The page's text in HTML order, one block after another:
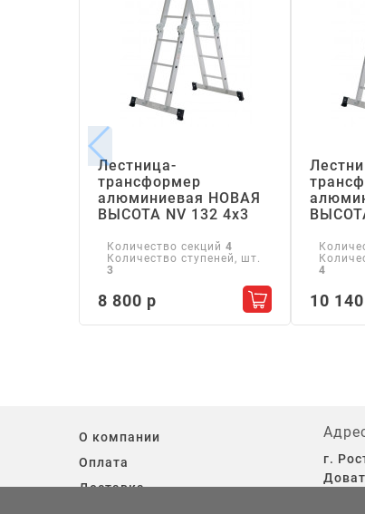
Лестница-
трансформер
алюминиевая НОВАЯ
ВЫСОТА NV 132 4х3
Количество секций 4
Количество ступеней, шт.
3
8 800 р Добавить в
4
10
О компании
Оплата
Доставка
г.